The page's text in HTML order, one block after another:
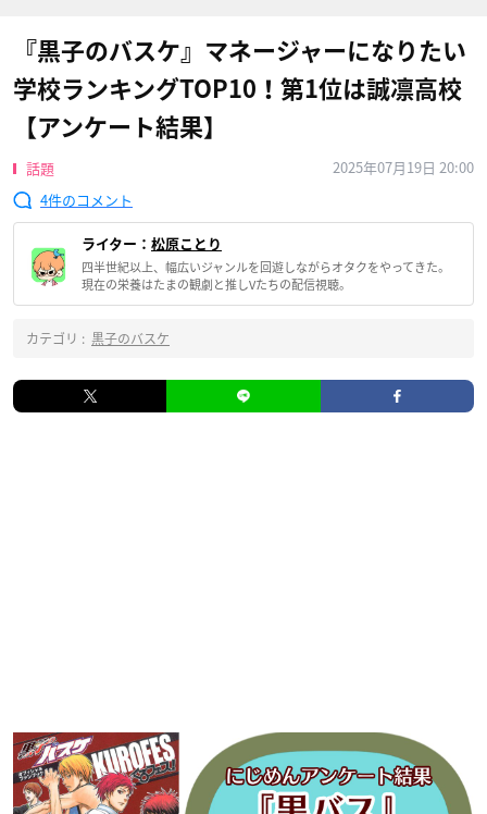
『黒子のバスケ』マネージャーになりたい
学校ランキングTOP10！第1位は誠凛高校
【アンケート結果】
話題
2025年07月19日 20:00
4
ライター： 松原ことり
四半世紀以上、幅広いジャンルを回遊しながらオタクをやってきた。
現在の栄養はたまの観劇と推しVたちの配信視聴。
カテゴリ : 黒子のバスケ